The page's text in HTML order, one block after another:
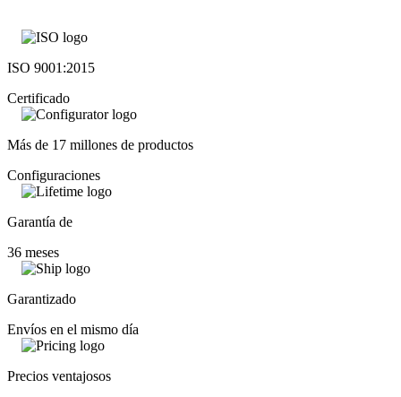
ISO 9001:2015
Certificado
Más de 17 millones de productos
Configuraciones
Garantía de
36 meses
Garantizado
Envíos en el mismo día
Precios ventajosos